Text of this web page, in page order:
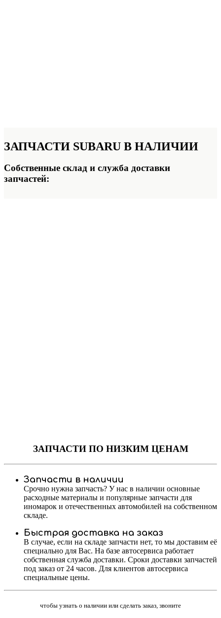
ЗАПЧАСТИ SUBARU В НАЛИЧИИ
Собственные склад и служба доставки
запчастей:
ЗАПЧАСТИПО НИЗКИМ ЦЕНАМ
Запчасти в наличии
Срочно нужна запчасть? У нас в наличии основные
расходные материалы и популярные запчасти для
иномарок и отечественных автомобилей на собственном
складе.
Быстрая доставка на заказ
В случае, если на складе запчасти нет, то мы доставим её
специально для Вас. На базе автосервиса работает
собственная служба доставки. Сроки доставки запчастей
под заказ от 24 часов. Для клиентов автосервиса
специальные цены.
чтобы узнать о наличии или сделать заказ, звоните